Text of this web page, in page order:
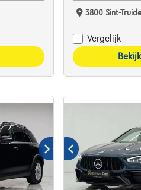
3800 Sint-
Vergelijk